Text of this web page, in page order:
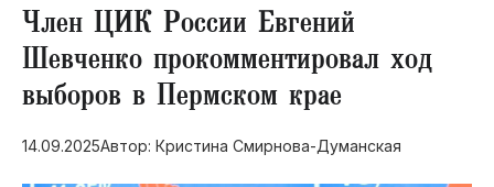
СВО
Выборы в Пермском крае
Социальная поддержка
Инфраструктура
Благоустройство
Член ЦИК России Евгений
Шевченко прокомментировал ход
выборов в Пермском крае
14.09.2025Автор: Кристина Смирнова-Думанская